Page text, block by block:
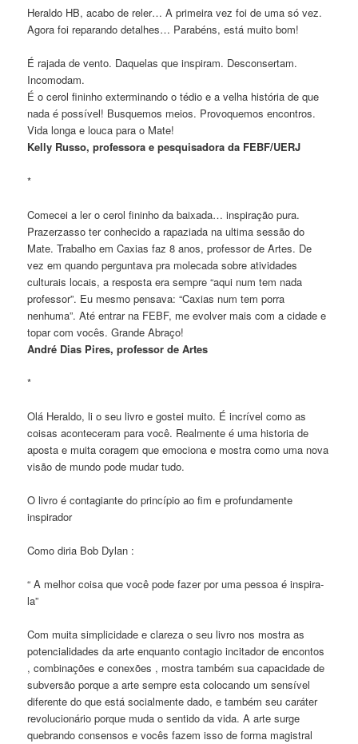
Heraldo HB, acabo de reler… A primeira vez foi de uma só vez.
Agora foi reparando detalhes… Parabéns, está muito bom!
É rajada de vento. Daquelas que inspiram. Desconsertam.
Incomodam.
É o cerol fininho exterminando o tédio e a velha história de que
nada é possível! Busquemos meios. Provoquemos encontros.
Vida longa e louca para o Mate!
Kelly Russo, professora e pesquisadora da FEBF/UERJ
*
Comecei a ler o cerol fininho da baixada… inspiração pura.
Prazerzasso ter conhecido a rapaziada na ultima sessão do
Mate. Trabalho em Caxias faz 8 anos, professor de Artes. De
vez em quando perguntava pra molecada sobre atividades
culturais locais, a resposta era sempre “aqui num tem nada
professor”. Eu mesmo pensava: “Caxias num tem porra
nenhuma”. Até entrar na FEBF, me evolver mais com a cidade e
topar com vocês. Grande Abraço!
André Dias Pires, professor de Artes
*
Olá Heraldo, li o seu livro e gostei muito. É incrível como as
coisas aconteceram para você. Realmente é uma historia de
aposta e muita coragem que emociona e mostra como uma nova
visão de mundo pode mudar tudo.
O livro é contagiante do princípio ao fim e profundamente
inspirador
Como diria Bob Dylan :
“ A melhor coisa que você pode fazer por uma pessoa é inspira-
la”
Com muita simplicidade e clareza o seu livro nos mostra as
potencialidades da arte enquanto contagio incitador de encontos
, combinações e conexões , mostra também sua capacidade de
subversão porque a arte sempre esta colocando um sensível
diferente do que está socialmente dado, e também seu caráter
revolucionário porque muda o sentido da vida. A arte surge
quebrando consensos e vocês fazem isso de forma magistral